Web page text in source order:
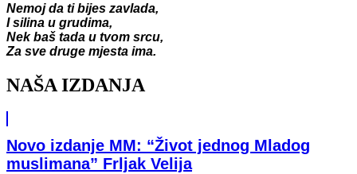
Nemoj da ti bijes zavlada,
I silina u grudima,
Nek baš tada u tvom srcu,
Za sve druge mjesta ima.
NAŠA IZDANJA
Novo izdanje MM: “Život jednog Mladog
muslimana” Frljak Velija